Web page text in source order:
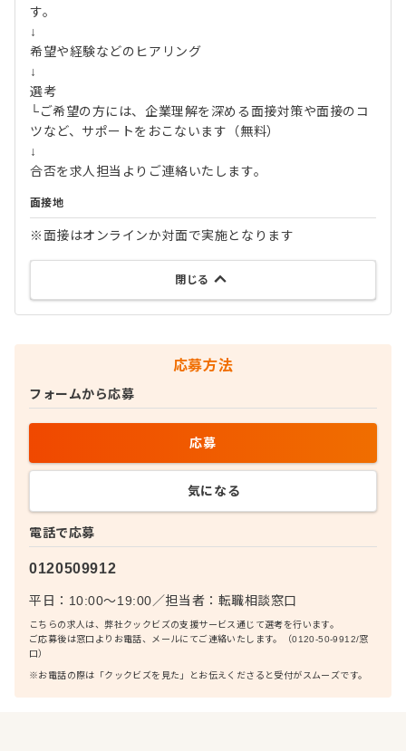
す。
↓
希望や経験などのヒアリング
↓
選考
└ご希望の方には、企業理解を深める面接対策や面接のコ
ツなど、サポートをおこないます（無料）
↓
合否を求人担当よりご連絡いたします。
面接地
※面接はオンラインか対面で実施となります
閉じる
応募方法
電話で応募
0120509912
平日：10:00〜19:00／担当者： 転職相談窓口
こちらの求人は、弊社クックビズの支援サービス通じて選考を行います。
ご応募後は窓口よりお電話、メールにてご連絡いたします。（0120-50-9912/窓
口）
※お電話の際は「クックビズを見た」とお伝えくださると受付がスムーズです。
フォームから応募
応募
気になる